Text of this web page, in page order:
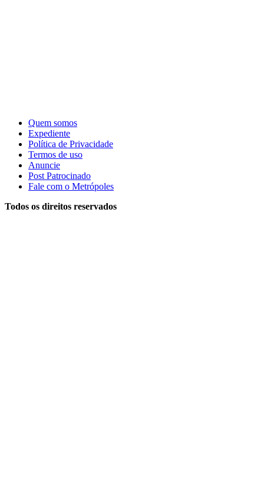
Quem somos
Expediente
Política de Privacidade
Termos de uso
Anuncie
Post Patrocinado
Fale com o Metrópoles
Todos os direitos reservados